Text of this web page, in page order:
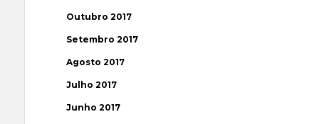
Outubro 2017
Setembro 2017
Agosto 2017
Julho 2017
Junho 2017